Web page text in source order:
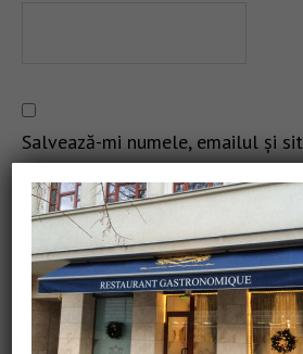
Salvează-mi numele, emailul și
CAUTARE